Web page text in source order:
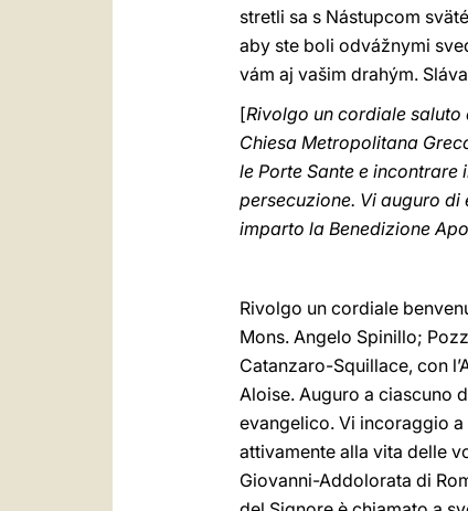
stretli sa s Nástupcom
aby ste boli odvážnymi
vám aj vašim drahým.
[Rivolgo un cordiale
Chiesa Metropolitana
le Porte Sante e
persecuzione. Vi auguro
imparto la Benedizione
Rivolgo un cordiale
Mons. Angelo Spinillo;
Catanzaro-Squillace, con
Aloise. Auguro a ciascuno
evangelico. Vi incoraggio
attivamente alla vita delle
Giovanni-Addolorata di